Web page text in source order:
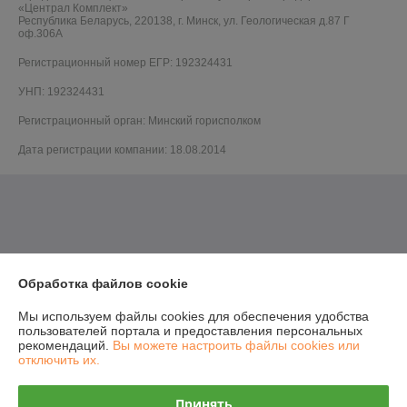
«Централ Комплект»
Республика Беларусь, 220138, г. Минск, ул. Геологическая д.87 Г
оф.306А
Регистрационный номер ЕГР: 192324431
УНП: 192324431
Регистрационный орган: Минский горисполком
Дата регистрации компании: 18.08.2014
Обработка файлов cookie
Мы используем файлы cookies для обеспечения удобства
пользователей портала и предоставления персональных
рекомендаций. Вы можете настроить файлы cookies или
отключить их.
Принять